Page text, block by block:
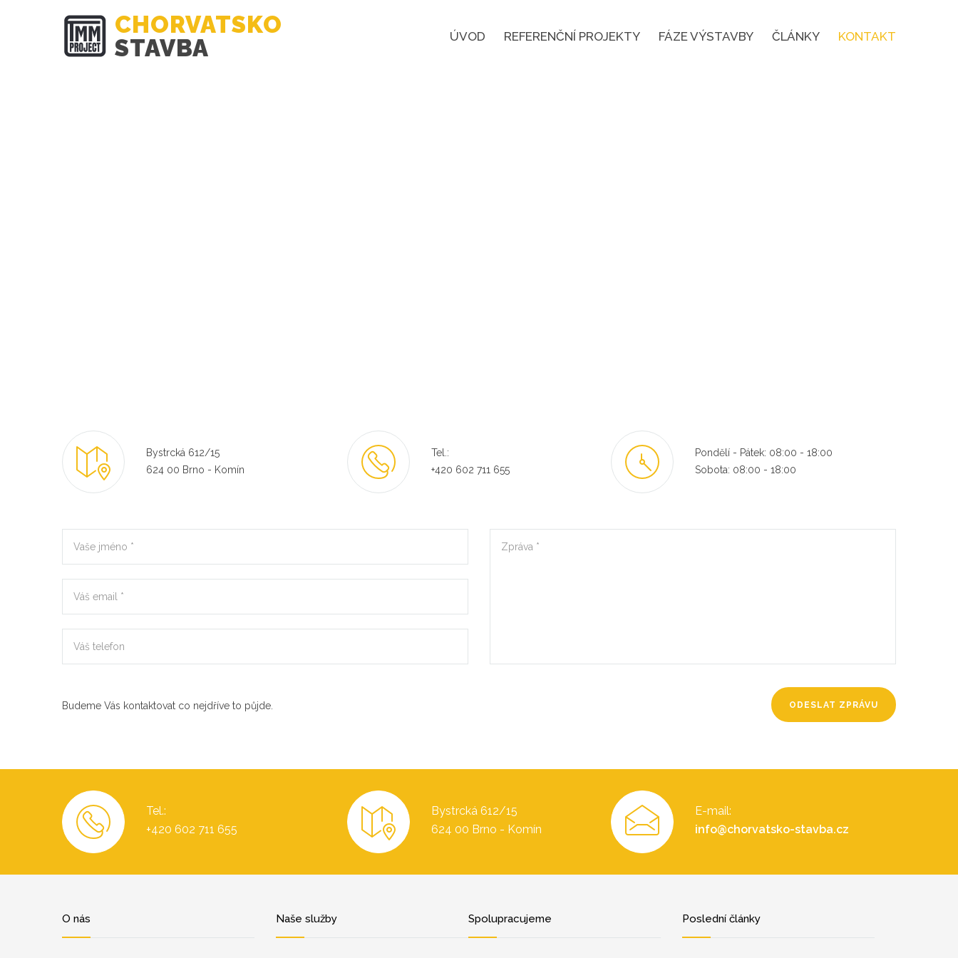
CHORVATSKO
STAVBA
ÚVOD REFERENČNÍ PROJEKTY FÁZE VÝSTAVBY ČLÁNKY KONTAKT
Bystrcká 612/15
624 00 Brno - Komín
Tel.:
+420 602 711 655
Pondělí - Pátek: 08:00 - 18:00
Sobota: 08:00 - 18:00
Budeme Vás kontaktovat co nejdříve to půjde.
Tel.:
+420 602 711 655
Bystrcká 612/15
624 00 Brno - Komín
E-mail:
info@chorvatsko-stavba.cz
O nás Naše služby Spolupracujeme Poslední články